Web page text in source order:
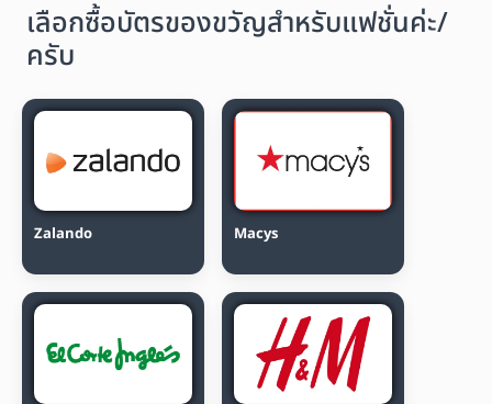
เลือกซื้อบัตรของขวัญสำหรับแฟชั่นค่ะ/
ครับ
Zalando Macys